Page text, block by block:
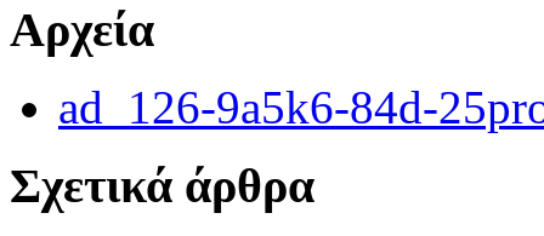
Αρχεία
ad_126-9a5k6-84d-
Σχετικά άρθρα